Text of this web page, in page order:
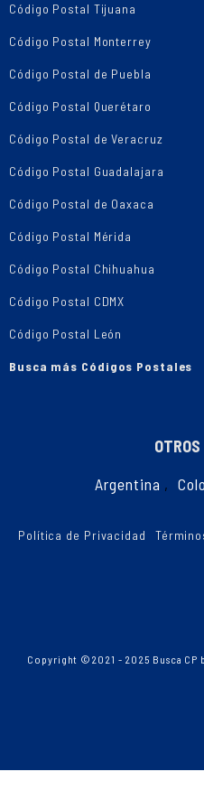
Código Postal Tijuana
Código Postal Monterrey
Código Postal de Puebla
Código Postal Querétaro
Código Postal de Veracruz
Código Postal Guadalajara
Código Postal de Oaxaca
Código Postal Mérida
Código Postal Chihuahua
Código Postal CDMX
Código Postal León
Busca más Códigos Postales
Argentina ,
Política de Privacidad
Copyright ©2021 - 2025 Busca CP